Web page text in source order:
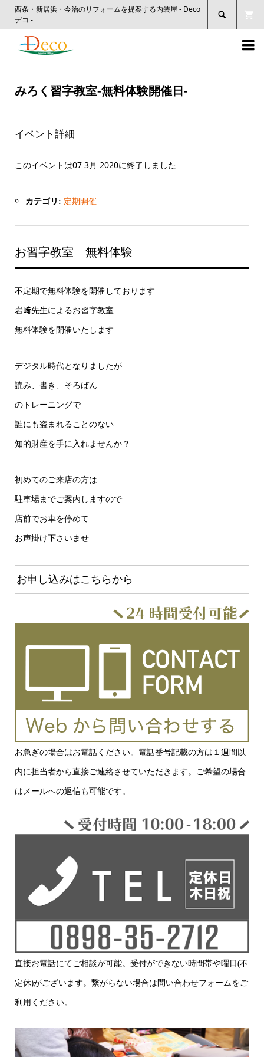
西条・新居浜・今治のリフォームを提案する内装屋 - Deco
デコ -


みろく習字教室-無料体験開催日-
イベント詳細
このイベントは07 3月 2020に終了しました
カテゴリ: 定期開催
お習字教室 無料体験
不定期で無料体験を開催しております
岩﨑先生によるお習字教室
無料体験を開催いたします
デジタル時代となりましたが
読み、書き、そろばん
のトレーニングで
誰にも盗まれることのない
知的財産を手に入れませんか？
初めてのご来店の方は
駐車場までご案内しますので
店前でお車を停めて
お声掛け下さいませ
お申し込みはこちらから
お急ぎの場合はお電話ください。電話番号記載の方は１週間以
内に担当者から直接ご連絡させていただきます。ご希望の場合
はメールへの返信も可能です。
直接お電話にてご相談が可能。受付ができない時間帯や曜日(不
定休)がございます。繋がらない場合は問い合わせフォームをご
利用ください。